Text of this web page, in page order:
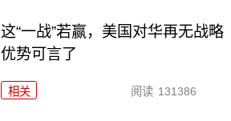
这“一战”若赢，美国对华再无战略
优势可言了
相关 阅读 131386